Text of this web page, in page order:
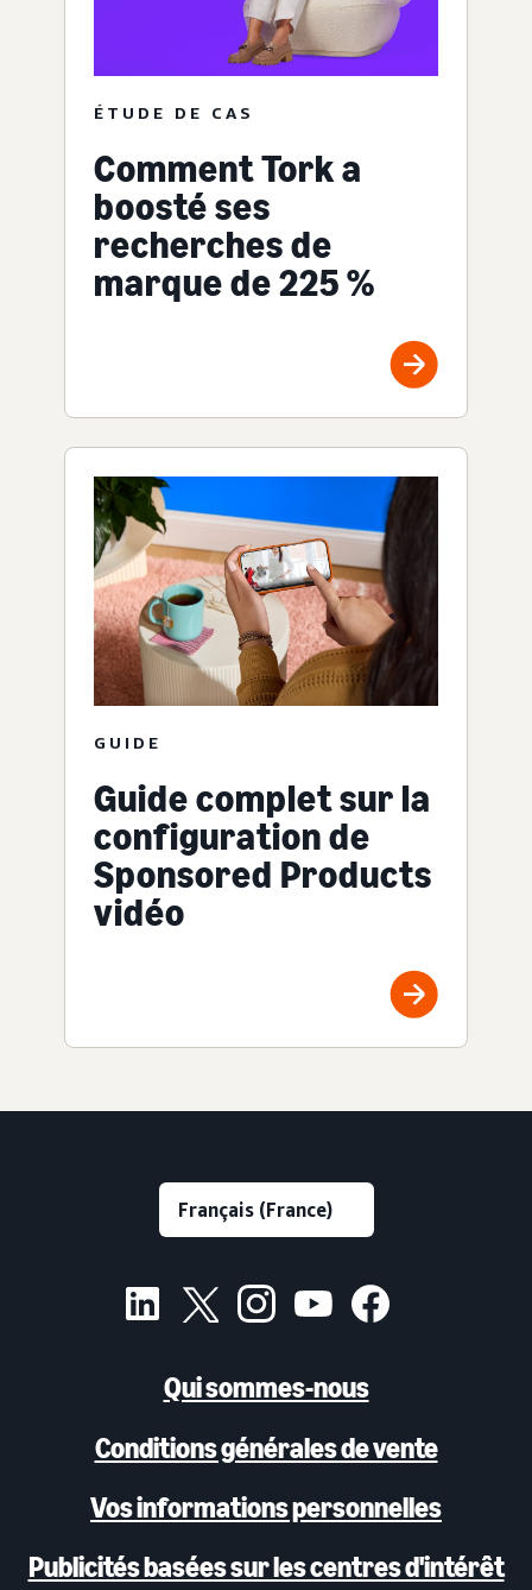
ÉTUDE DE CAS
Comment Tork a
boosté ses
recherches de
marque de 225 %
GUIDE
Guide complet sur la
configuration de
Sponsored Products
vidéo
Qui sommes-nous
Conditions générales de vente
Vos informations personnelles
Publicités basées sur les centres d'intérêt